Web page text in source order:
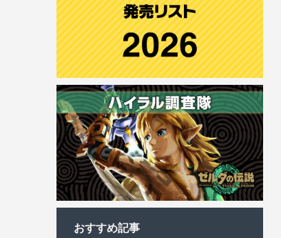
おすすめ記事